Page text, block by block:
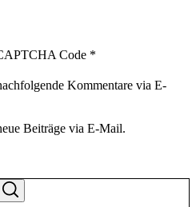
Code *
Kommentare via E-
Beiträge via E-Mail.